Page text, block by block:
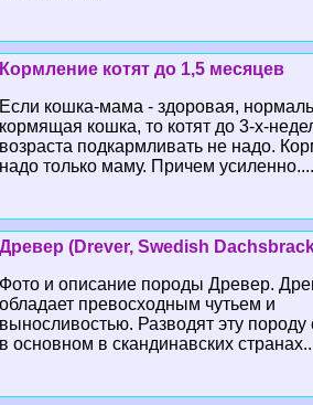
Кормление котят до 1,5 месяцев
Если кошка-мама - здоровая,
кормящая кошка, то котят до 3-х-
возраста подкармливать не надо.
надо только маму. Причем усиленно....
Древер (Drever, Swedish
Фото и описание породы Древер.
обладает превосходным чутьем и
выносливостью. Разводят эту породу
в основном в скандинавских